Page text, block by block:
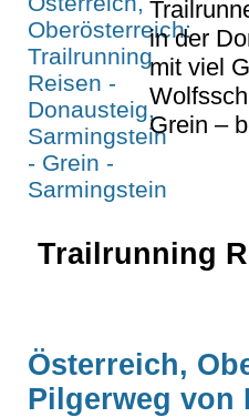
in der
mit viel
Grein –
Trailrunning
Österreich,
Pilgerweg von